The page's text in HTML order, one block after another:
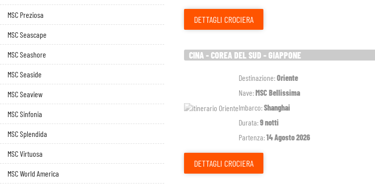
DETTAGLI CROCIERA
CINA - COREA DEL SUD - GIAPPONE
Destinazione:Oriente
Nave:MSC Bellissima
Imbarco:Shanghai
Durata:9 notti
Partenza:14 Agosto 2026
DETTAGLI CROCIERA
MSC Preziosa
MSC Seascape
MSC Seashore
MSC Seaside
MSC Seaview
MSC Sinfonia
MSC Splendida
MSC Virtuosa
MSC World America